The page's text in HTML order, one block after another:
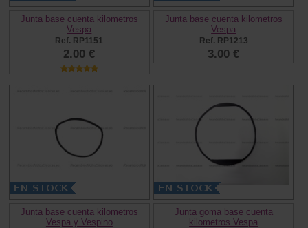
Junta base cuenta kilometros
Vespa
Ref. RP1151
2.00 €
Junta base cuenta kilometros
Vespa
Ref. RP1213
3.00 €
Junta base cuenta kilometros
Vespa y Vespino
Junta goma base cuenta
kilometros Vespa